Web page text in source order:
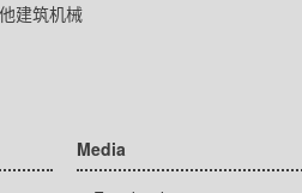
建筑机械
Media